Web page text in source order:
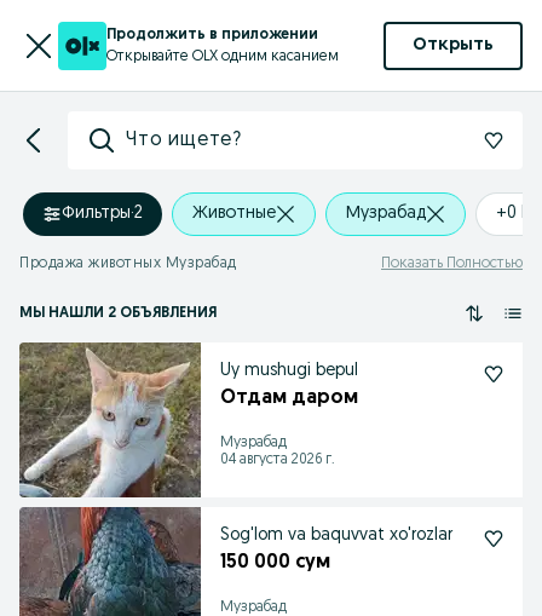
Продолжить в приложении
Открывайте OLX одним касанием
Открыть
Что ищете?
Фильтры·2 Животные Музрабад +0
Продажа животных Музрабад Показать Полностью
МЫ НАШЛИ 2 ОБЪЯВЛЕНИЯ
Uy mushugi bepul
Отдам даром
Музрабад
04 августа 2026 г.
Sog'lom va baquvvat xo'rozlar
150 000 сум
Музрабад